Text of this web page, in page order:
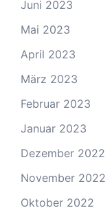
Juni 2023
Mai 2023
April 2023
März 2023
Februar 2023
Januar 2023
Dezember 2022
November 2022
Oktober 2022